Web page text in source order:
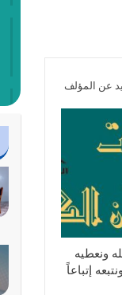
عن المؤلف
ونعطيه
إتباعاً